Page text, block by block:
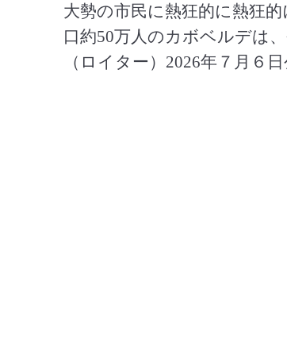
大勢の市民に熱狂的に熱狂
口約50万人のカボベルデは
（ロイター）2026年７月６日